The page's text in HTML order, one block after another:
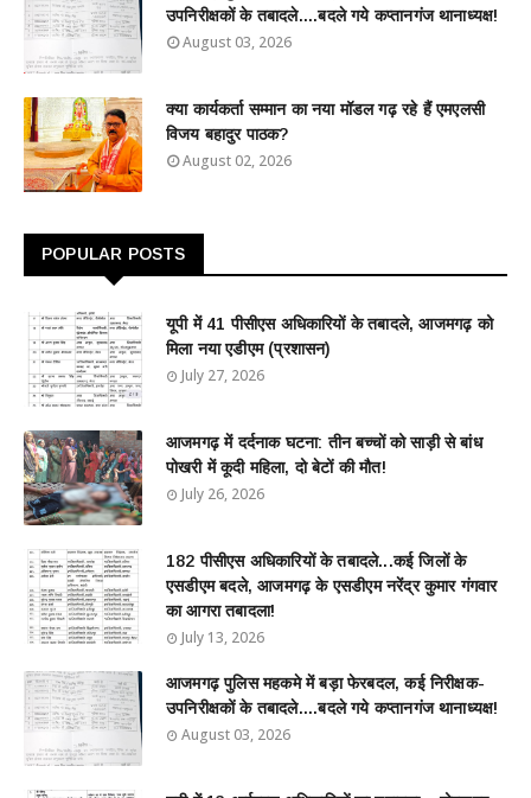
उपनिरीक्षकों के तबादले....बदले गये कप्तानगंज थानाध्यक्ष!
August 03, 2026
क्या कार्यकर्ता सम्मान का नया मॉडल गढ़ रहे हैं एमएलसी
विजय बहादुर पाठक?
August 02, 2026
POPULAR POSTS
यूपी में 41 पीसीएस अधिकारियों के तबादले, आजमगढ़ को
मिला नया एडीएम (प्रशासन)
July 27, 2026
आजमगढ़ में दर्दनाक घटना: तीन बच्चों को साड़ी से बांध
पोखरी में कूदी महिला, दो बेटों की मौत!
July 26, 2026
182 पीसीएस अधिकारियों के तबादले...कई जिलों के
एसडीएम बदले, आजमगढ़ के एसडीएम नरेंद्र कुमार गंगवार
का आगरा तबादला!
July 13, 2026
आजमगढ़ पुलिस महकमे में बड़ा फेरबदल, कई निरीक्षक-
उपनिरीक्षकों के तबादले....बदले गये कप्तानगंज थानाध्यक्ष!
August 03, 2026